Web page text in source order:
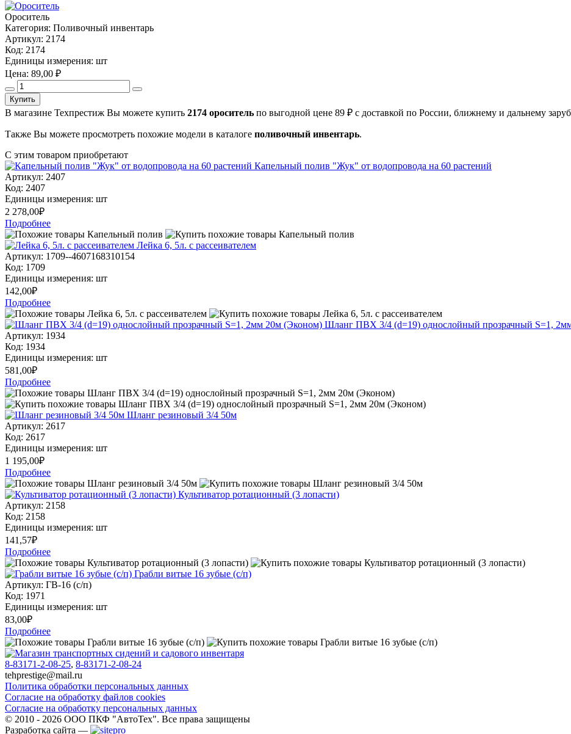
Ороситель
Категория: Поливочный инвентарь
Артикул: 2174
Код: 2174
Единицы измерения: шт
Цена: 89,00 ₽
Купить
В магазине Техпрестиж Вы можете купить 2174 ороситель по выгодной цене 89 ₽ с доставкой по России, ближнему и дальнему
Также Вы можете просмотреть похожие модели в каталоге поливочный инвентарь.
С этим товаром приобретают
Капельный полив "Жук" от водопровода на 60 растений
Артикул: 2407
Код: 2407
Единицы измерения: шт
2 278,00₽
Подробнее
Лейка 6, 5л. с рассеивателем
Артикул: 1709--4607168310154
Код: 1709
Единицы измерения: шт
142,00₽
Подробнее
Шланг ПВХ 3/4 (d=19) однослойный прозрачный S=1,
Артикул: 1934
Код: 1934
Единицы измерения: шт
581,00₽
Подробнее
Шланг резиновый 3/4 50м
Артикул: 2617
Код: 2617
Единицы измерения: шт
1 195,00₽
Подробнее
Культиватор ротационный (3 лопасти)
Артикул: 2158
Код: 2158
Единицы измерения: шт
141,57₽
Подробнее
Грабли витые 16 зубые (с/п)
Артикул: ГВ-16 (с/п)
Код: 1971
Единицы измерения: шт
83,00₽
Подробнее
8-83171-2-08-25, 8-83171-2-08-24
tehprestige@mail.ru
Политика обработки персональных данных
Согласие на обработку файлов cookies
Согласие на обработку персональных данных
© 2010 - 2026 ООО ПКФ "АвтоТех". Все права защищены
Разработка сайта —